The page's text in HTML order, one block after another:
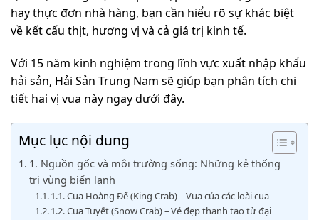
hay thực đơn nhà hàng, bạn cần hiểu rõ sự khác biệt
về kết cấu thịt, hương vị và cả giá trị kinh tế.
Với 15 năm kinh nghiệm trong lĩnh vực xuất nhập khẩu
hải sản, Hải Sản Trung Nam sẽ giúp bạn phân tích chi
tiết hai vị vua này ngay dưới đây.
Mục lục nội dung
1. Nguồn gốc và môi trường sống: Những kẻ thống
trị vùng biển lạnh
1.1. Cua Hoàng Đế (King Crab) – Vua của các loài cua
1.2. Cua Tuyết (Snow Crab) – Vẻ đẹp thanh tao từ đại